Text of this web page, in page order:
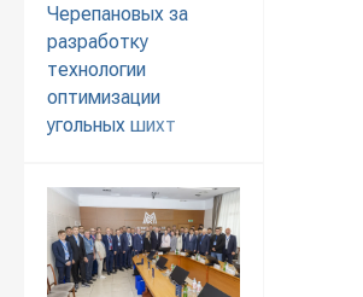
Черепановых за
разработку
технологии
оптимизации
угольных шихт